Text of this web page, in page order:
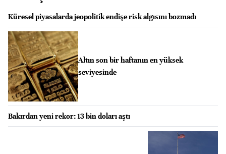
Küresel piyasalarda jeopolitik endişe risk algısını bozmadı
Altın son bir haftanın en yüksek
seviyesinde
Bakırdan yeni rekor: 13 bin doları aştı